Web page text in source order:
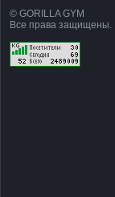
© GORILLA GYM
Все права защищены.